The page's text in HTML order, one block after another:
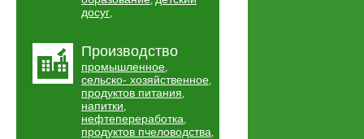
досуг,
Производство
промышленное,
сельско- хозяйственное,
продуктов питания,
напитки,
нефтепереработка,
продуктов пчеловодства,